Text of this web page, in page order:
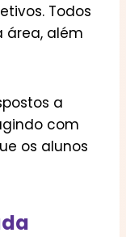
Todos
área, além
a
com
os alunos